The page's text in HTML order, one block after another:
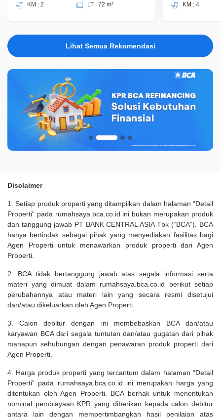
KM : 2
LT : 72 m²
KM : 4
Lihat Semua Rekomendasi
Disclaimer
1. Setiap produk properti yang ditampilkan dalam halaman “Detail
Properti" pada rumahsaya.bca.co.id ini bukan merupakan produk
dan tanggung jawab PT BANK CENTRAL ASIA Tbk (“BCA”). BCA
hanya bertindak sebagai pihak yang menyediakan fasilitas bagi
Agen Properti untuk menawarkan produk properti dari Agen
Properti.
2. BCA tidak bertanggung jawab atas segala informasi serta
materi yang dimuat dalam rumahsaya.bca.co.id berikut setiap
perubahannya atau materi lain yang secara resmi disetujui
dan/atau dikeluarkan oleh Agen Properti.
3. Calon debitur dengan ini membebaskan BCA dan/atau
karyawan BCA dari segala tuntutan dan/atau gugatan dari pihak
manapun sehubungan dengan penawaran produk properti dari
Agen Properti.
4. Harga produk properti yang tercantum dalam halaman “Detail
Properti” pada rumahsaya.bca.co.id ini merupakan harga yang
ditentukan oleh Agen Properti. BCA berhak untuk menentukan
nominal pembiayaan KPR yang diberikan kepada calon debitur
antara lain dengan mempertimbangkan hasil penilaian atas